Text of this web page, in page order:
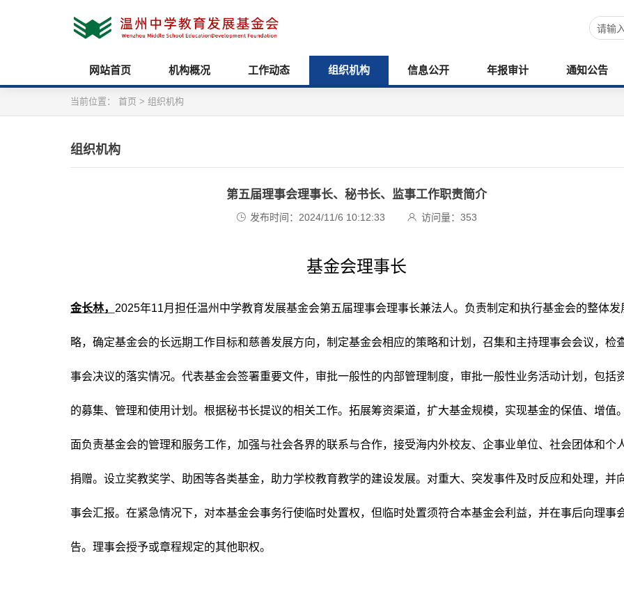
网站首页 机构概况 工作动态 组织机构 信息公开 年报审计 通知公告
当前位置： 首页 > 组织机构
组织机构
第五届理事会理事长、秘书长、监事工作职责简介
发布时间：2024/11/6 10:12:33 访问量：353
基金会理事长
金长林， 2025年11月担任温州中学教育发展基金会第五届理事会理事长兼法人。负责制定和执行基金会的整体发
略，确定基金会的长远期工作目标和慈善发展方向，制定基金会相应的策略和计划，召集和主持理事会会议，检
事会决议的落实情况。代表基金会签署重要文件，审批一般性的内部管理制度，审批一般性业务活动计划，包括
的募集、管理和使用计划。根据秘书长提议的相关工作。拓展筹资渠道，扩大基金规模，实现基金的保值、增值
面负责基金会的管理和服务工作，加强与社会各界的联系与合作，接受海内外校友、企事业单位、社会团体和个
捐赠。设立奖教奖学、助困等各类基金，助力学校教育教学的建设发展。对重大、突发事件及时反应和处理，并
事会汇报。在紧急情况下，对本基金会事务行使临时处置权，但临时处置须符合本基金会利益，并在事后向理事
告。理事会授予或章程规定的其他职权。